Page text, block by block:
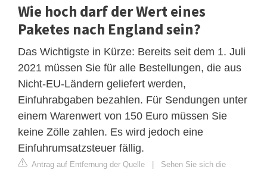
Wie hoch darf der Wert eines
Paketes nach England sein?
Das Wichtigste in Kürze: Bereits seit dem 1. Juli
2021 müssen Sie für alle Bestellungen, die aus
Nicht-EU-Ländern geliefert werden,
Einfuhrabgaben bezahlen. Für Sendungen unter
einem Warenwert von 150 Euro müssen Sie
keine Zölle zahlen. Es wird jedoch eine
Einfuhrumsatzsteuer fällig.
Antrag auf Entfernung der Quelle | Sehen Sie sich die